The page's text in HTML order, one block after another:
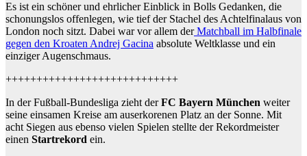
Es ist ein schöner und ehrlicher Einblick in Bolls Gedanken, die
schonungslos offenlegen, wie tief der Stachel des Achtelfinalaus von
London noch sitzt. Dabei war vor allem derMatchball im Halbfinale
gegen den Kroaten Andrej Gacina absolute Weltklasse und ein
einziger Augenschmaus.
++++++++++++++++++++++++++++
In der Fußball-Bundesliga zieht derFC Bayern München weiter
seine einsamen Kreise am auserkorenen Platz an der Sonne. Mit
acht Siegen aus ebenso vielen Spielen stellte der Rekordmeister
einen Startrekord ein.